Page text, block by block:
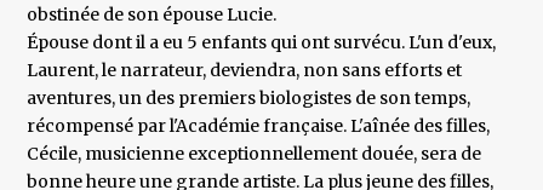
obstinée de son épouse Lucie.
Épouse dont il a eu 5 enfants qui ont survécu. L'un d'eux,
Laurent, le narrateur, deviendra, non sans efforts et
aventures, un des premiers biologistes de son temps,
récompensé par l'Académie française. L'aînée des filles,
Cécile, musicienne exceptionnellement douée, sera de
bonne heure une grande artiste. La plus jeune des filles,